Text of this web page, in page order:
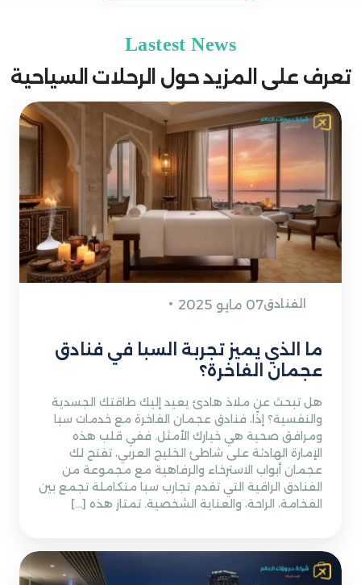
Lastest News
تعرف على المزيد حول الرحلات السياحية
الفنادق07 مايو 2025
ما الذي يميز تجربة السبا في فنادق
عجمان الفاخرة؟
هل تبحث عن ملاذ هادئ يعيد إليك طاقتك الجسدية
والنفسية؟ إذًا، فنادق عجمان الفاخرة مع خدمات سبا
ومرافق صحية هي خيارك الأمثل. ففي قلب هذه
الإمارة الهادئة على شاطئ الخليج العربي، تفتح لك
عجمان أبواب الاسترخاء والرفاهية مع مجموعة من
الفنادق الراقية التي تقدم تجارب سبا متكاملة تجمع بين
الفخامة، الراحة، والعناية الشخصية. تمتاز هذه […]